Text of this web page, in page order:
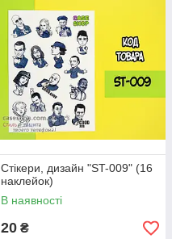
Стікери, дизайн "ST-009" (16
наклейок)
В наявності
20 ₴